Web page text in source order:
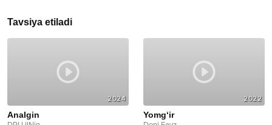
Tavsiya etiladi
2024
Analgin
2022
Yomg‘ir